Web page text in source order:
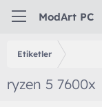
ModArt PC
Etiketler
ryzen 5 7600x